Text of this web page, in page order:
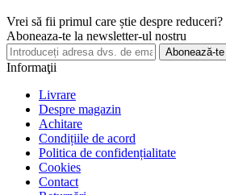
Vrei să fii primul care știe despre reduceri?
Aboneaza-te la newsletter-ul nostru
Abonează-te
Informaţii
Livrare
Despre magazin
Achitare
Condițiile de acord
Politica de confidențialitate
Cookies
Contact